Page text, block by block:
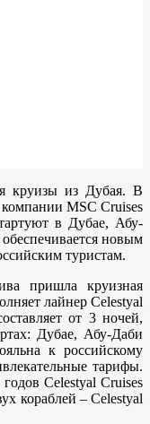
круизы из Дубая. В
MSC Cruises
в Дубае, Абу-
новым
туристам.
пришла круизная
лайнер Celestyal
от 3 ночей,
Дубае, Абу-Даби
к российскому
тарифы.
Celestyal Cruises
кораблей – Celestyal